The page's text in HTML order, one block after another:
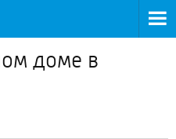
доме в